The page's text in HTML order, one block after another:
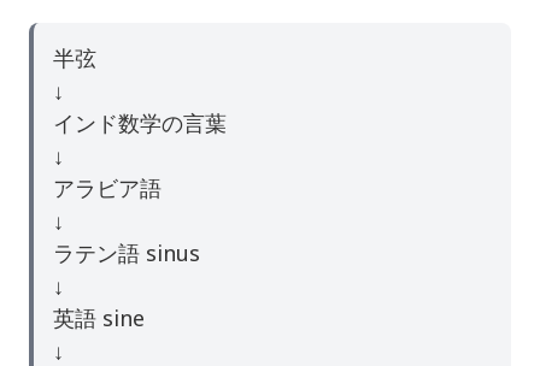
半弦
↓
インド数学の言葉
↓
アラビア語
↓
ラテン語 sinus
↓
英語 sine
↓